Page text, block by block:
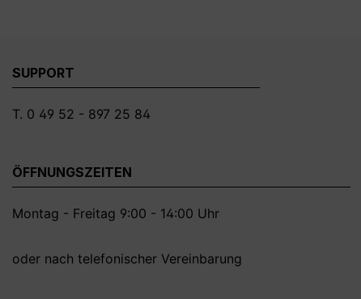
SUPPORT
T. 0 49 52 - 897 25 84
ÖFFNUNGSZEITEN
Montag - Freitag 9:00 - 14:00 Uhr
oder nach telefonischer Vereinbarung